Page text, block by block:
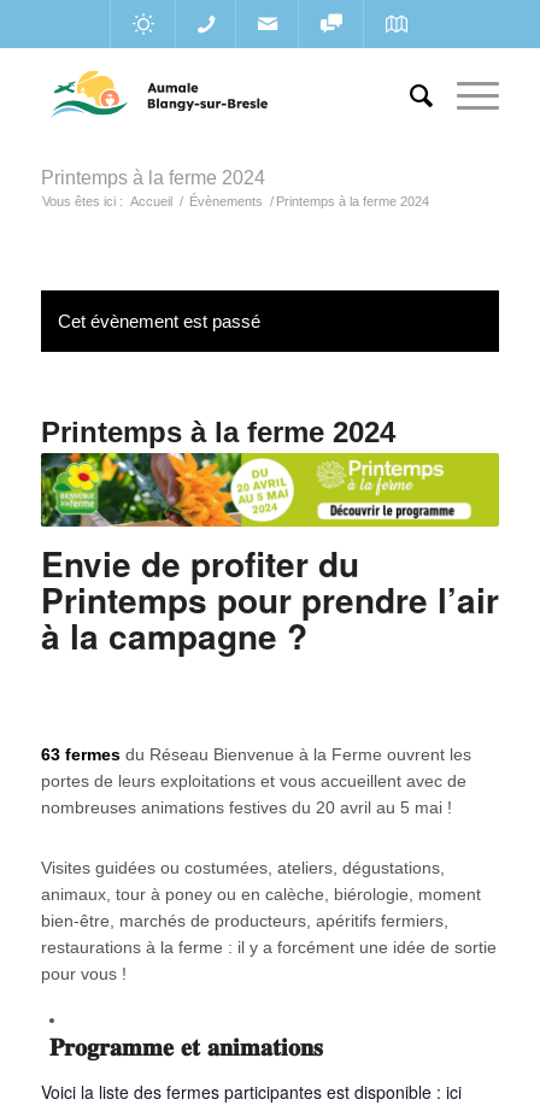
Printemps à la ferme 2024
Vous êtes ici : Accueil / Évènements / Printemps à la ferme 2024
Cet évènement est passé
Printemps à la ferme 2024
Envie de profiter du
Printemps pour prendre l’air
à la campagne ?
63 fermesdu Réseau Bienvenue à la Ferme ouvrent les
portes de leurs exploitations et vous accueillent avec de
nombreuses animations festives du 20 avril au 5 mai !
Visites guidées ou costumées, ateliers, dégustations,
animaux, tour à poney ou en calèche, biérologie, moment
bien-être, marchés de producteurs, apéritifs fermiers,
restaurations à la ferme : il y a forcément une idée de sortie
pour vous !
𝐏𝐫𝐨𝐠𝐫𝐚𝐦𝐦𝐞 𝐞𝐭 𝐚𝐧𝐢𝐦𝐚𝐭𝐢𝐨𝐧𝐬
Voici la liste des fermes participantes est disponible : ici